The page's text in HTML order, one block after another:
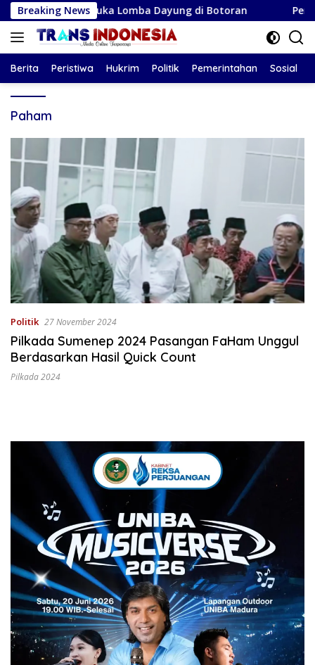
Langsung
ke
konten
Breaking News
Buka Lomba Dayung di Botoran Persiga U-
Berita Peristiwa Hukrim Politik Pemerintahan Sosial
Paham
Politik 27 November 2024
Pilkada Sumenep 2024 Pasangan FaHam Unggul
Berdasarkan Hasil Quick Count
Pilkada 2024